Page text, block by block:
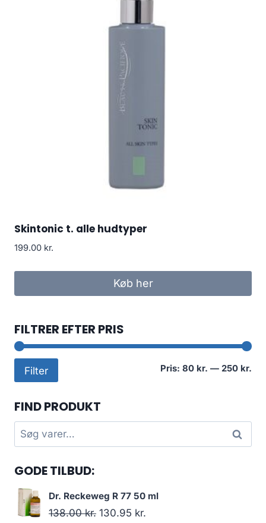
Skintonic t. alle hudtyper
199.00 kr.
Køb her
FILTRER EFTER PRIS
Filter Pris: 80 kr. — 250 kr.
FIND PRODUKT
Søg
efter:
Søg
GODE TILBUD:
Dr. Reckeweg R 77 50 ml
138.00kr. Den
130.95 kr.